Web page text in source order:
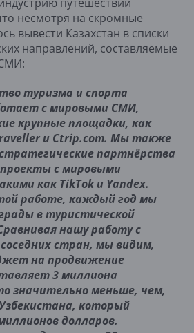
несмотря на скромные
вывести Казахстан в списки
направлений, составляемые
туризма и спорта
с мировыми СМИ,
крупные площадки, как
и Ctrip.com. Мы также
партнёрства
проекты с мировыми
как TikTok и Yandex.
работе, каждый год мы
в туристической
нашу работу с
стран, мы видим,
на продвижение
3 миллиона
значительно меньше, чем,
который
долларов.